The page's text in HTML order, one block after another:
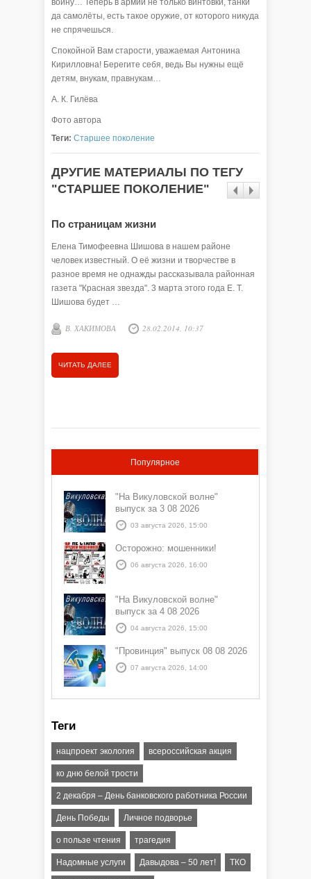
войну… Теперь в армии не только винтовки, танки
да самолёты, есть такое оружие, от которого никуда
не спрячешься.
Спокойной Вам старости, уважаемая Антонина
Кирилловна! Берегите себя, ведь Вы нужны ещё
детям, внукам, правнукам…
А. К. Гилёва
Фото автора
Теги: Старшее поколение
ДРУГИЕ МАТЕРИАЛЫ ПО ТЕГУ
"СТАРШЕЕ ПОКОЛЕНИЕ"
По страницам жизни
Елена Тимофеевна Шишова в нашем районе
человек известный. О её жизни и творчестве в
разное время не однажды рассказывала районная
газета "Красная звезда". 3 марта этого года Е. Т.
Шишова будет …
В. ХАКИМОВА 28.02.2014, 10:37
ЧИТАТЬ ДАЛЕЕ
Популярное
"На Викуловской волне"
выпуск за 3 08 2026
03 августа 2026, 15:00
Осторожно: мошенники!
06 августа 2026, 16:00
"На Викуловской волне"
выпуск за 4 08 2026
04 августа 2026, 15:00
"Провинция" выпуск 08 08 2026
07 августа 2026, 14:00
Теги
нацпроект экология всероссийская акция
ко дню белой трости
2 декабря – День банковского работника России
День Победы Личное подворье
о пользе чтения трагедия
Надомные услуги Давыдова – 50 лет! ТКО